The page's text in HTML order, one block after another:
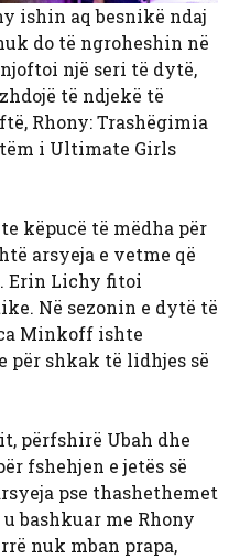
ishin aq besnikë ndaj
do të ngroheshin në
një seri të dytë,
të ndjekë të
Rhony: Trashëgimia
i Ultimate Girls
këpucë të mëdha për
arsyeja e vetme që
Erin Lichy fitoi
Në sezonin e dytë të
Minkoff ishte
për shkak të lidhjes së
përfshirë Ubah dhe
fshehjen e jetës së
pse thashethemet
bashkuar me Rhony
nuk mban prapa,